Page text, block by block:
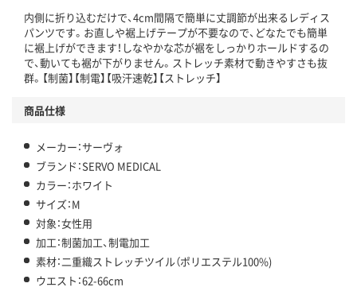
内側に折り込むだけで、4cm間隔で簡単に丈調節が出来るレディス
パンツです。お直しや裾上げテープが不要なので、どなたでも簡単
に裾上げができます！しなやかな芯が裾をしっかりホールドするの
で、動いても裾が下がりません。ストレッチ素材で動きやすさも抜
群。【制菌】【制電】【吸汗速乾】【ストレッチ】
商品仕様
メーカー：サーヴォ
ブランド：SERVO MEDICAL
カラー：ホワイト
サイズ：M
対象：女性用
加工：制菌加工、制電加工
素材：二重織ストレッチツイル（ポリエステル100%)
ウエスト：62-66cm